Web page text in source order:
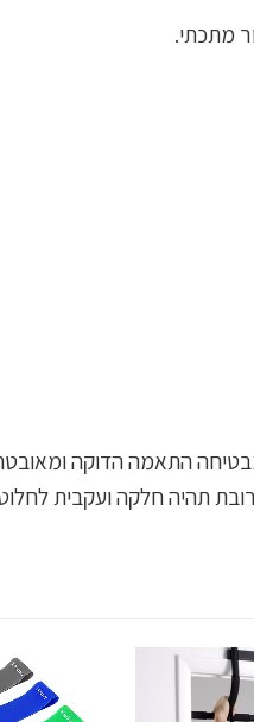
מתכתי.
התאמה הדוקה
תהיה חלקה ועקבית